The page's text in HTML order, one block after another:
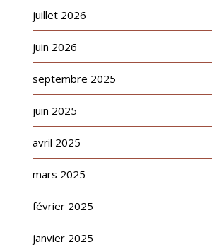
juillet 2026
juin 2026
septembre 2025
juin 2025
avril 2025
mars 2025
février 2025
janvier 2025